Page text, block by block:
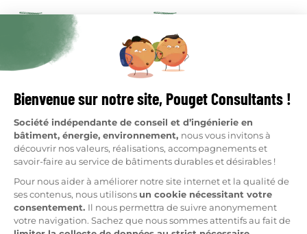
Qui sommes-nous
Réalisations
Nous rejoindre
Je suis copropriétaire
Je suis syndic
Métiers
Fabrique